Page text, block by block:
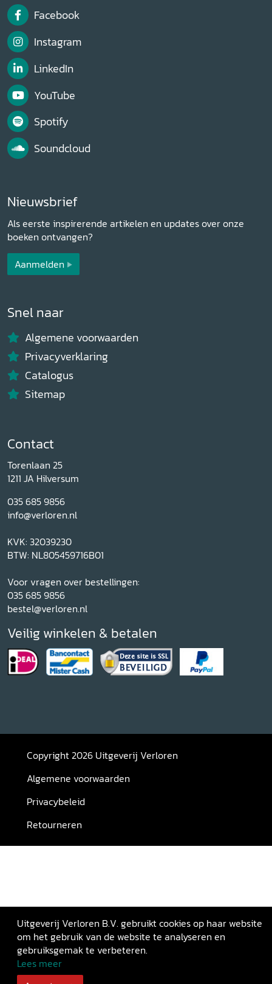
Facebook
Instagram
LinkedIn
YouTube
Spotify
Soundcloud
Nieuwsbrief
Als eerste inspirerende artikelen en updates over onze
boeken ontvangen?
Aanmelden
Snel naar
Algemene voorwaarden
Privacyverklaring
Catalogus
Sitemap
Contact
Torenlaan 25
1211 JA Hilversum
035 685 9856
info@verloren.nl
KVK: 32039230
BTW: NL805459716B01
Voor vragen over bestellingen:
035 685 9856
bestel@verloren.nl
Veilig winkelen & betalen
Copyright 2026 Uitgeverij Verloren
Algemene voorwaarden
Privacybeleid
Retourneren
Uitgeverij Verloren B.V. gebruikt cookies op haar website
om het gebruik van de website te analyseren en
gebruiksgemak te verbeteren.
Lees meer